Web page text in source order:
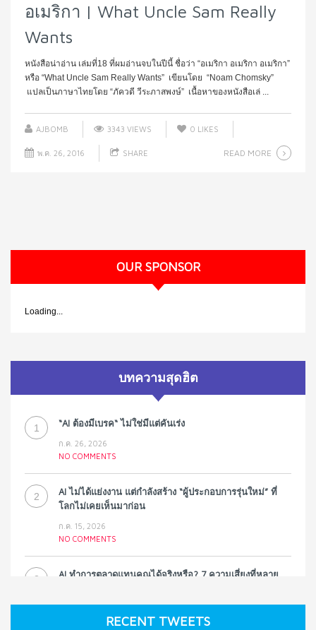
อเมริกา | What Uncle Sam Really
Wants
หนังสือน่าอ่าน เล่มที่18 ที่ผมอ่านจบในปีนี้ ชื่อว่า “อเมริกา อเมริกา อเมริกา”
หรือ “What Uncle Sam Really Wants” เขียนโดย “Noam Chomsky”
แปลเป็นภาษาไทยโดย “ภัควดี วีระภาสพงษ์” เนื้อหาของหนังสือเล่ ...
AJBOMB 3343 VIEWS 0 LIKES
พ.ค. 26, 2016 SHARE READ MORE
OUR SPONSOR
Loading...
บทความสุดฮิต
1 “AI ต้องมีเบรค“ ไม่ใช่มีแต่คันเร่ง
ก.ค. 26, 2026
NO COMMENTS
2
AI ไม่ได้แย่งงาน แต่กำลังสร้าง “ผู้ประกอบการรุ่นใหม่” ที่
โลกไม่เคยเห็นมาก่อน
ก.ค. 15, 2026
NO COMMENTS
3
AI ทำการตลาดแทนคุณได้จริงหรือ? 7 ความเสี่ยงที่หลาย
NO COMMENTSRECENT TWEETS